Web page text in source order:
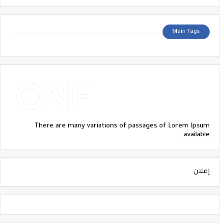
Main Tags
There are many variations of passages of Lorem Ipsum
available.
إعلان